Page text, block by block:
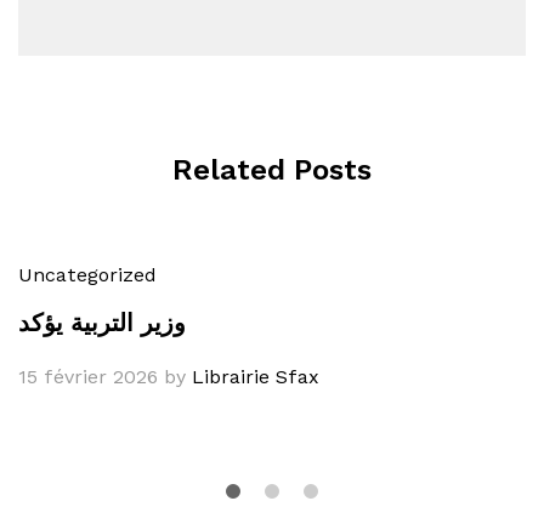
Related Posts
Uncategorized
وزير التربية يؤكد
15 février 2026 by Librairie Sfax